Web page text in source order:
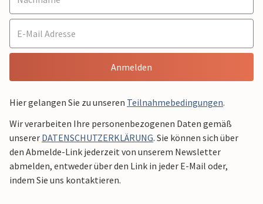
Anmelden
Hier gelangen Sie zu unseren Teilnahmebedingungen.
Wir verarbeiten Ihre personenbezogenen Daten gemäß
unserer DATENSCHUTZERKLÄRUNG. Sie können sich über
den Abmelde-Link jederzeit von unserem Newsletter
abmelden, entweder über den Link in jeder E-Mail oder,
indem Sie uns kontaktieren.